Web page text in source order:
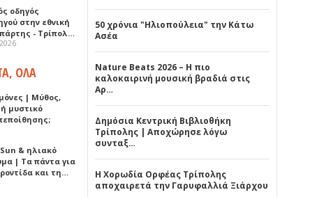
οδηγός
στην εθνική
- Τρίπολ…
ΟΛΑ
| Μύθος,
μυστικό
& ηλιακό
| Τα πάντα για
και τη…
50 χρόνια "Ηλιοπούλεια" την Κάτω
Ασέα
Nature Beats 2026 – Η πιο
καλοκαιρινή μουσική βραδιά στις
Αρ…
Δημόσια Κεντρική Βιβλιοθήκη
Τρίπολης | Αποχώρησε λόγω
συνταξ…
Η Χορωδία Ορφέας Τρίπολης
αποχαιρετά την Γαρυφαλλιά Ξιάρχου